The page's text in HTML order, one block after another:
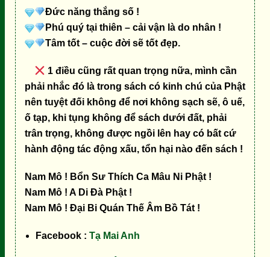
Đức năng thắng số !
Phú quý tại thiên – cải vận là do nhân !
Tâm tốt – cuộc đời sẽ tốt đẹp.
1 điều cũng rất quan trọng nữa, mình cần
phải nhắc đó là trong sách có kinh chú của Phật
nên tuyệt đối không để nơi không sạch sẽ, ô uế,
ố tạp, khi tụng không để sách dưới đất, phải
trân trọng, không được ngồi lên hay có bất cứ
hành động tác động xấu, tổn hại nào đến sách !
Nam Mô ! Bổn Sư Thích Ca Mâu Ni Phật !
Nam Mô ! A Di Đà Phật !
Nam Mô ! Đại Bi Quán Thế Âm Bồ Tát !
Facebook : Tạ Mai Anh